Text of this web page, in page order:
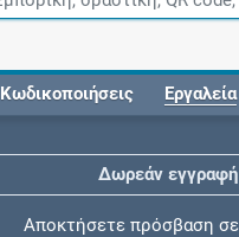
Κωδικοποιήσεις Εργαλεία
Δωρεάν εγγραφή
Αποκτήσετε πρόσβαση σε